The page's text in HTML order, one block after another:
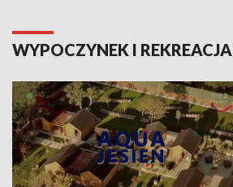
WYPOCZYNEK I REKREACJA